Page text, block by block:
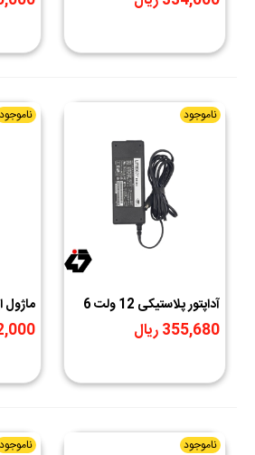
ناموجود
آداپتور پلاستیکی 12 ولت 6
آمپر Liteon
355,680 ریال
ناموجود
ناموجود ناموجود